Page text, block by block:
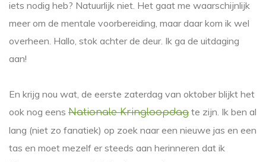
iets nodig heb? Natuurlijk niet. Het gaat me waarschijnlijk
meer om de mentale voorbereiding, maar daar kom ik wel
overheen. Hallo, stok achter de deur. Ik ga de uitdaging
aan!
En krijg nou wat, de eerste zaterdag van oktober blijkt het
ook nog eens Nationale Kringloopdag te zijn. Ik ben al
lang (niet zo fanatiek) op zoek naar een nieuwe jas en een
tas en moet mezelf er steeds aan herinneren dat ik